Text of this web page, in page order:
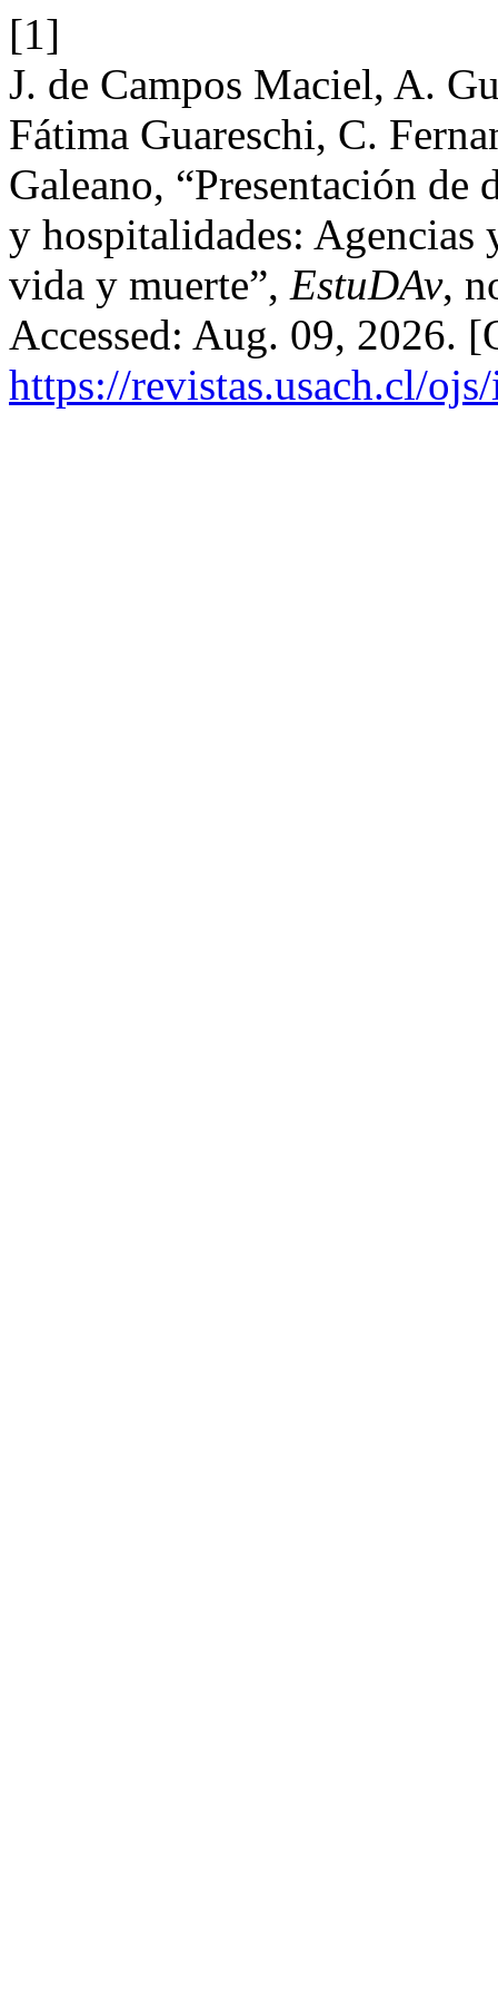
[1]
J. de Campos Maciel, A.
Fátima Guareschi, C.
Galeano, “Presentación
y hospitalidades: Agencias
vida y muerte”, EstuDAv,
Accessed: Aug. 09, 2026.
https://revistas.usach.cl/